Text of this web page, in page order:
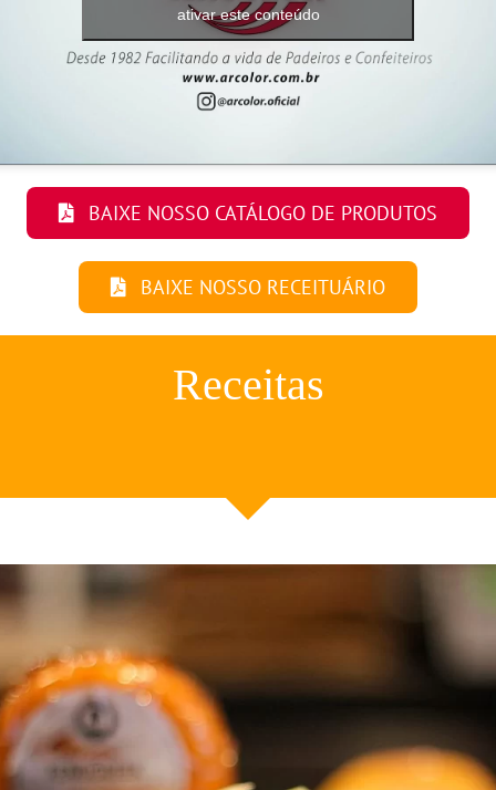
ativar este conteúdo
BAIXE NOSSO CATÁLOGO DE PRODUTOS
BAIXE NOSSO RECEITUÁRIO
Receitas